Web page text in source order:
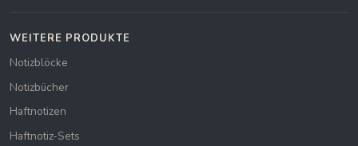
WEITERE PRODUKTE
Notizblöcke
Notizbücher
Haftnotizen
Haftnotiz-Sets